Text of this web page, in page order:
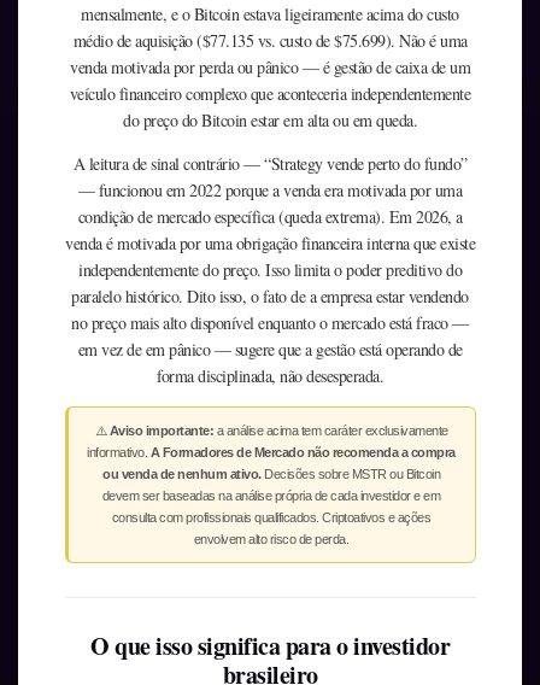
mensalmente, e o Bitcoin estava ligeiramente acima do custo
médio de aquisição ($77.135 vs. custo de $75.699). Não é uma
venda motivada por perda ou pânico — é gestão de caixa de um
veículo financeiro complexo que aconteceria independentemente
do preço do Bitcoin estar em alta ou em queda.
A leitura de sinal contrário — “Strategy vende perto do fundo”
— funcionou em 2022 porque a venda era motivada por uma
condição de mercado específica (queda extrema). Em 2026, a
venda é motivada por uma obrigação financeira interna que existe
independentemente do preço. Isso limita o poder preditivo do
paralelo histórico. Dito isso, o fato de a empresa estar vendendo
no preço mais alto disponível enquanto o mercado está fraco —
em vez de em pânico — sugere que a gestão está operando de
forma disciplinada, não desesperada.
⚠️ Aviso importante: a análise acima tem caráter exclusivamente
informativo. A Formadores de Mercado não recomenda a compra
ou venda de nenhum ativo.Decisões sobre MSTR ou Bitcoin
devem ser baseadas na análise própria de cada investidor e em
consulta com profissionais qualificados. Criptoativos e ações
envolvem alto risco de perda.
O que isso significa para o investidor
brasileiro